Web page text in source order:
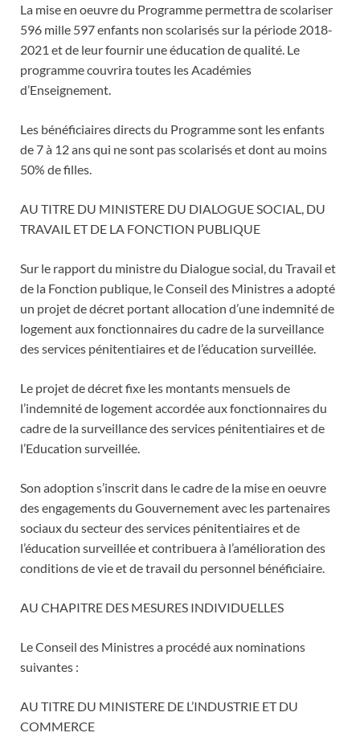
La mise en oeuvre du Programme permettra de scolariser
596 mille 597 enfants non scolarisés sur la période 2018-
2021 et de leur fournir une éducation de qualité. Le
programme couvrira toutes les Académies
d’Enseignement.
Les bénéficiaires directs du Programme sont les enfants
de 7 à 12 ans qui ne sont pas scolarisés et dont au moins
50% de filles.
AU TITRE DU MINISTERE DU DIALOGUE SOCIAL, DU
TRAVAIL ET DE LA FONCTION PUBLIQUE
Sur le rapport du ministre du Dialogue social, du Travail et
de la Fonction publique, le Conseil des Ministres a adopté
un projet de décret portant allocation d’une indemnité de
logement aux fonctionnaires du cadre de la surveillance
des services pénitentiaires et de l’éducation surveillée.
Le projet de décret fixe les montants mensuels de
l’indemnité de logement accordée aux fonctionnaires du
cadre de la surveillance des services pénitentiaires et de
l’Education surveillée.
Son adoption s’inscrit dans le cadre de la mise en oeuvre
des engagements du Gouvernement avec les partenaires
sociaux du secteur des services pénitentiaires et de
l’éducation surveillée et contribuera à l’amélioration des
conditions de vie et de travail du personnel bénéficiaire.
AU CHAPITRE DES MESURES INDIVIDUELLES
Le Conseil des Ministres a procédé aux nominations
suivantes :
AU TITRE DU MINISTERE DE L’INDUSTRIE ET DU
COMMERCE